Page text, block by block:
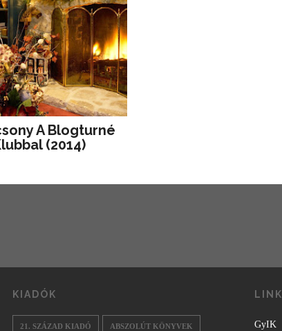
A Blogturné
(2014)
KIADÓK
21. SZÁZAD KIADÓ ABSZOLÚT KÖNYVEK
GyIK